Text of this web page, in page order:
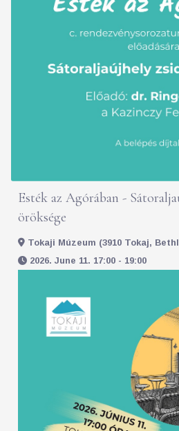
Esték az Agórában -
öröksége
Tokaji Múzeum (3910 Tokaj,
2026. June 11. 17:00 - 19:00